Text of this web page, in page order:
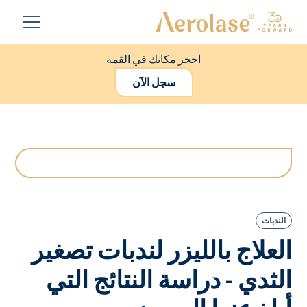
احجز مكانك في القمة
سجل الآن
الندبات
العلاج بالليزر لندبات تصغير
الثدي - دراسة النتائج التي